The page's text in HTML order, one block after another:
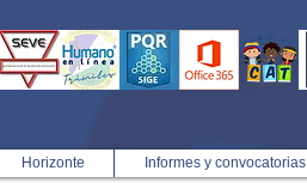
Horizonte Informes y convocatorias